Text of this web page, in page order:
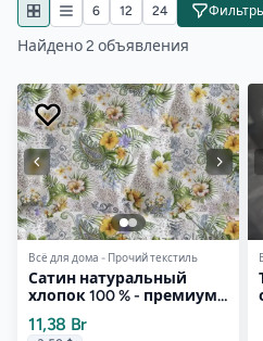
6 12 24
Найдено 2 объявления
Всё для дома - Прочий текстиль
Сатин натуральный
хлопок 100 % - премиум
класса.
11,38 Br